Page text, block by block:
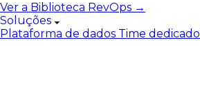
Ver a Biblioteca RevOps →
Soluções
Plataforma de dados Time dedicado